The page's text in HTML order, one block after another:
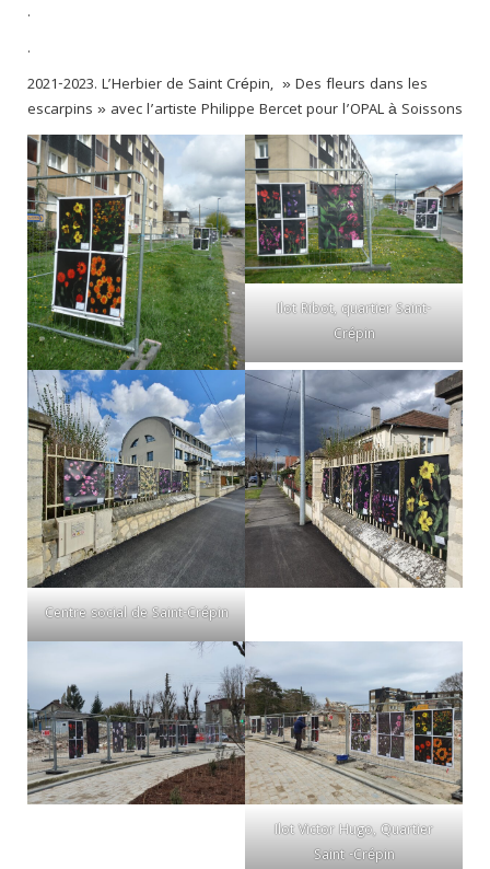
.
.
2021-2023. L’Herbier de Saint Crépin, » Des fleurs dans les
escarpins » avec l’artiste Philippe Bercet pour l’OPAL à Soissons
Ilot Ribot, quartier Saint-
Crépin
Centre social de Saint-Crépin
Ilot Victor Hugo, Quartier
Saint -Crépin